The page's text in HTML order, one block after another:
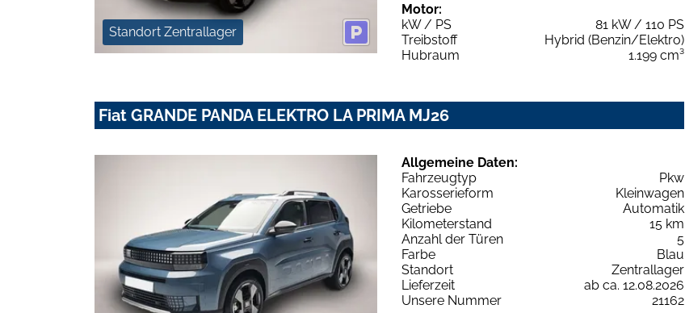
Standort Zentrallager
Motor:
kW / PS
81 kW / 110 PS
Treibstoff
Hybrid (Benzin/Elektro)
Hubraum
1.199 cm³
Fiat GRANDE PANDA ELEKTRO LA PRIMA MJ26
Allgemeine Daten:
Fahrzeugtyp
Pkw
Karosserieform
Kleinwagen
Getriebe
Automatik
Kilometerstand
15 km
Anzahl der Türen
5
Farbe
Blau
Standort
Zentrallager
Lieferzeit
ab ca. 12.08.2026
Unsere Nummer
21162